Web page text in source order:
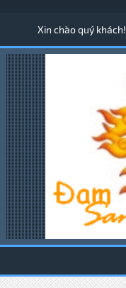
Xin chào quý khách!